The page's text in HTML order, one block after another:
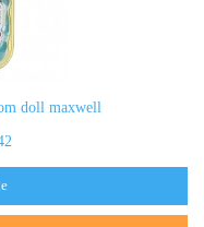
doll maxwell